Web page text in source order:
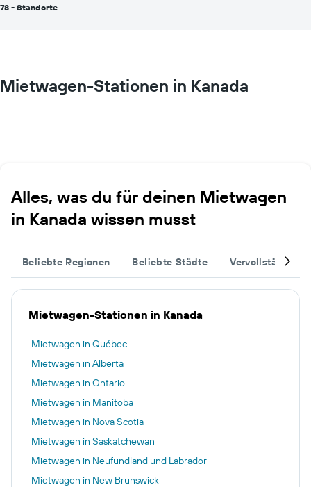
78 - Standorte
Mietwagen-Stationen in Kanada
Alles, was du für deinen Mietwagen
in Kanada wissen musst
Beliebte Regionen Beliebte Städte Vervollständige
Mietwagen-Stationen in Kanada
Mietwagen in Québec
Mietwagen in Alberta
Mietwagen in Ontario
Mietwagen in Manitoba
Mietwagen in Nova Scotia
Mietwagen in Saskatchewan
Mietwagen in Neufundland und Labrador
Mietwagen in New Brunswick